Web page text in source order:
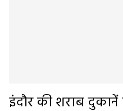
इंदौर की शराब